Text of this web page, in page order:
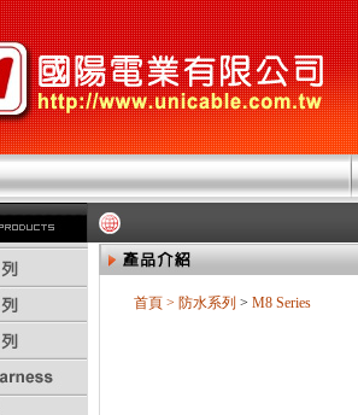
首頁 > 防水系列 > M8 Series